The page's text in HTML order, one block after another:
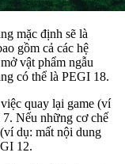
mặc định sẽ là
gồm cả các hệ
vật phẩm ngẫu
có thể là PEGI 18.
quay lại game (ví
Nếu những cơ chế
dụ: mất nội dung
12.